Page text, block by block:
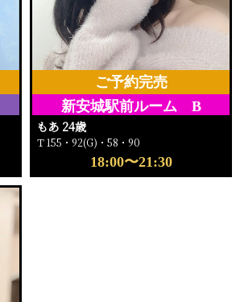
新安城駅前ルーム B
ご予約完売
もあ 24歳
Ｔ155・92(G)・58・90
18:00〜21:30